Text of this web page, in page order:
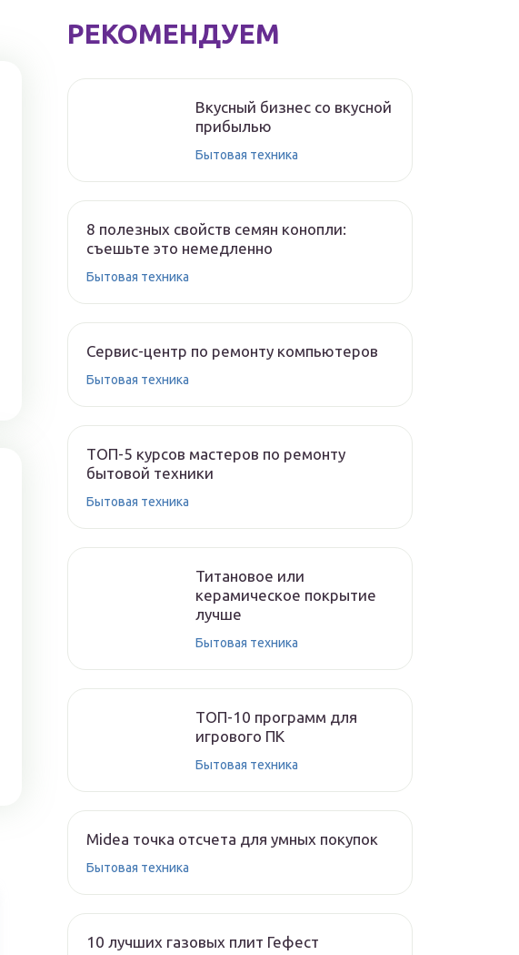
РЕКОМЕНДУЕМ
Вкусный бизнес со вкусной
прибылью
Бытовая техника
8 полезных свойств семян конопли:
съешьте это немедленно
Бытовая техника
Сервис-центр по ремонту компьютеров
Бытовая техника
ТОП-5 курсов мастеров по ремонту
бытовой техники
Бытовая техника
Титановое или
керамическое покрытие
лучше
Бытовая техника
ТОП-10 программ для
игрового ПК
Бытовая техника
Midea точка отсчета для умных покупок
Бытовая техника
10 лучших газовых плит Гефест